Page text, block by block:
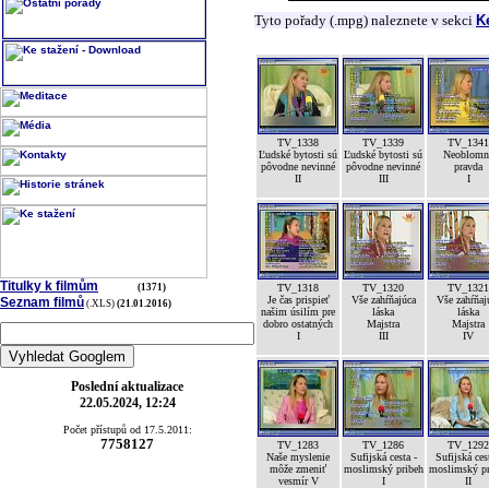
Titulky k filmům (1371)
Seznam filmů (.XLS) (21.01.2016)
Poslední aktualizace
22.05.2024, 12:24
Počet přístupů od 17.5.2011:
7758127
Tyto pořady (.mpg) naleznete v sekci
TV_1338
Ľudské bytosti sú
pôvodne nevinné
II
TV_1339
Ľudské bytosti sú
pôvodne nevinné
III
TV_1341
pravda
I
TV_1318
Je čas prispieť
našim úsilím pre
dobro ostatných
I
TV_1320
Vše zahŕňajúca
láska
Majstra
III
TV_1321
Vše
láska
Majstra
IV
TV_1283
Naše myslenie
môže zmeniť
vesmír V
TV_1286
Sufijská cesta -
moslimský pribeh
I
TV_1292
Sufijská
moslimský
II